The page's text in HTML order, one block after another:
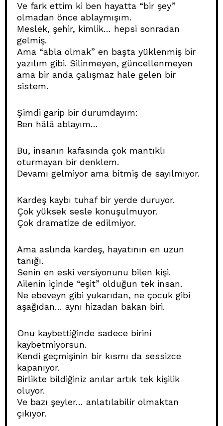
Ve fark ettim ki ben hayatta “bir şey”
olmadan önce ablaymışım.
Meslek, şehir, kimlik… hepsi sonradan
gelmiş.
Ama “abla olmak” en başta yüklenmiş bir
yazılım gibi. Silinmeyen, güncellenmeyen
ama bir anda çalışmaz hale gelen bir
sistem.
Şimdi garip bir durumdayım:
Ben hâlâ ablayım…
Bu, insanın kafasında çok mantıklı
oturmayan bir denklem.
Devamı gelmiyor ama bitmiş de sayılmıyor.
Kardeş kaybı tuhaf bir yerde duruyor.
Çok yüksek sesle konuşulmuyor.
Çok dramatize de edilmiyor.
Ama aslında kardeş, hayatının en uzun
tanığı.
Senin en eski versiyonunu bilen kişi.
Ailenin içinde “eşit” olduğun tek insan.
Ne ebeveyn gibi yukarıdan, ne çocuk gibi
aşağıdan… aynı hizadan bakan biri.
Onu kaybettiğinde sadece birini
kaybetmiyorsun.
Kendi geçmişinin bir kısmı da sessizce
kapanıyor.
Birlikte bildiğiniz anılar artık tek kişilik
oluyor.
Ve bazı şeyler… anlatılabilir olmaktan
çıkıyor.